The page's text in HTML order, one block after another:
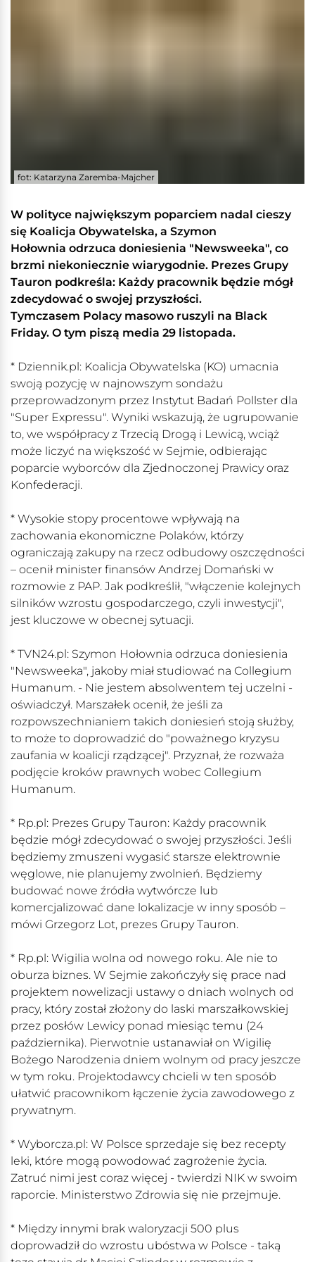
fot: Katarzyna Zaremba-Majcher
W polityce największym poparciem nadal cieszy
się Koalicja Obywatelska, a Szymon
Hołownia odrzuca doniesienia "Newsweeka", co
brzmi niekoniecznie wiarygodnie. Prezes Grupy
Tauron podkreśla: Każdy pracownik będzie mógł
zdecydować o swojej przyszłości.
Tymczasem Polacy masowo ruszyli na Black
Friday. O tym piszą media 29 listopada.
* Dziennik.pl: Koalicja Obywatelska (KO) umacnia
swoją pozycję w najnowszym sondażu
przeprowadzonym przez Instytut Badań Pollster dla
"Super Expressu". Wyniki wskazują, że ugrupowanie
to, we współpracy z Trzecią Drogą i Lewicą, wciąż
może liczyć na większość w Sejmie, odbierając
poparcie wyborców dla Zjednoczonej Prawicy oraz
Konfederacji.
* Wysokie stopy procentowe wpływają na
zachowania ekonomiczne Polaków, którzy
ograniczają zakupy na rzecz odbudowy oszczędności
– ocenił minister finansów Andrzej Domański w
rozmowie z PAP. Jak podkreślił, "włączenie kolejnych
silników wzrostu gospodarczego, czyli inwestycji",
jest kluczowe w obecnej sytuacji.
* TVN24.pl: Szymon Hołownia odrzuca doniesienia
"Newsweeka", jakoby miał studiować na Collegium
Humanum. - Nie jestem absolwentem tej uczelni -
oświadczył. Marszałek ocenił, że jeśli za
rozpowszechnianiem takich doniesień stoją służby,
to może to doprowadzić do "poważnego kryzysu
zaufania w koalicji rządzącej". Przyznał, że rozważa
podjęcie kroków prawnych wobec Collegium
Humanum.
* Rp.pl: Prezes Grupy Tauron: Każdy pracownik
będzie mógł zdecydować o swojej przyszłości. Jeśli
będziemy zmuszeni wygasić starsze elektrownie
węglowe, nie planujemy zwolnień. Będziemy
budować nowe źródła wytwórcze lub
komercjalizować dane lokalizacje w inny sposób –
mówi Grzegorz Lot, prezes Grupy Tauron.
* Rp.pl: Wigilia wolna od nowego roku. Ale nie to
oburza biznes. W Sejmie zakończyły się prace nad
projektem nowelizacji ustawy o dniach wolnych od
pracy, który został złożony do laski marszałkowskiej
przez posłów Lewicy ponad miesiąc temu (24
października). Pierwotnie ustanawiał on Wigilię
Bożego Narodzenia dniem wolnym od pracy jeszcze
w tym roku. Projektodawcy chcieli w ten sposób
ułatwić pracownikom łączenie życia zawodowego z
prywatnym.
* Wyborcza.pl: W Polsce sprzedaje się bez recepty
leki, które mogą powodować zagrożenie życia.
Zatruć nimi jest coraz więcej - twierdzi NIK w swoim
raporcie. Ministerstwo Zdrowia się nie przejmuje.
* Między innymi brak waloryzacji 500 plus
doprowadził do wzrostu ubóstwa w Polsce - taką